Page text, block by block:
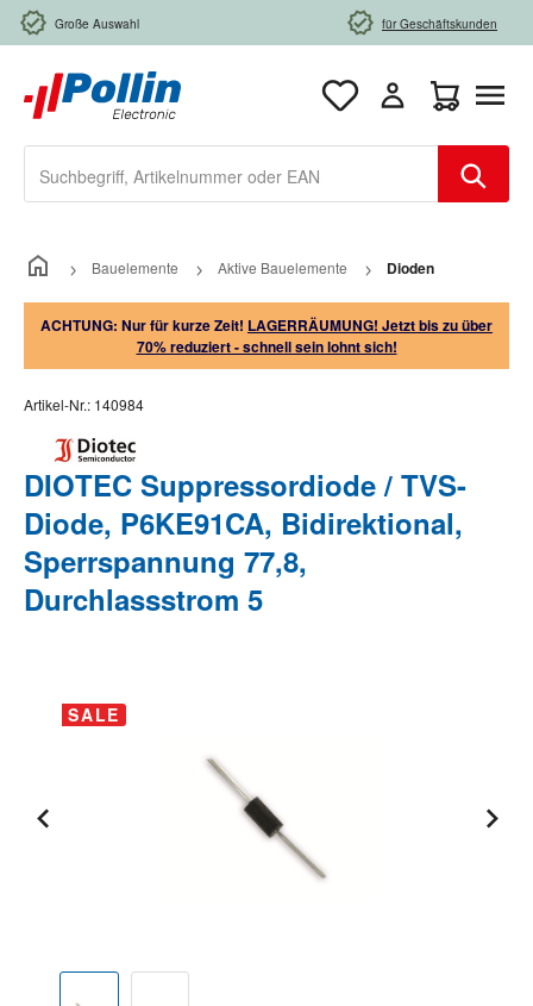
Zum Hauptinhalt springen
Große Auswahl für Geschäftskunden
Bauelemente Aktive Bauelemente Dioden
ACHTUNG: Nur für kurze Zeit! LAGERRÄUMUNG! Jetzt bis zu über
70% reduziert - schnell sein lohnt sich!
Artikel-Nr.: 140984
DIOTEC Suppressordiode / TVS-
Diode, P6KE91CA, Bidirektional,
Sperrspannung 77,8,
Durchlassstrom 5
Bildergalerie überspringen
SALE